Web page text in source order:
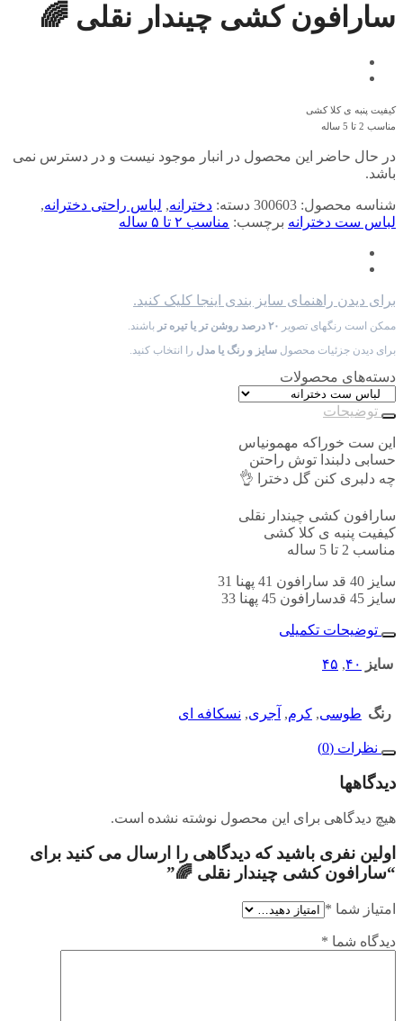
سارافون کشی چیندار نقلی 🌈
کیفیت پنبه ی کلا کشی
مناسب 2 تا 5 ساله
در حال حاضر این محصول در انبار موجود نیست و در دسترس نمی
باشد.
شناسه محصول: 300603 دسته: دخترانه, لباس راحتی دخترانه,
لباس ست دخترانه برچسب: مناسب ۲ تا ۵ ساله
برای دیدن راهنمای سایز بندی اینجا کلیک کنید.
ممکن است رنگهای تصویر ۲۰ درصد روشن تر یا تیره تر
باشند.
برای دیدن جزئیات محصول سایز و رنگ یا مدل را انتخاب کنید.
دسته‌های محصولات
توضیحات
این ست خوراکه مهمونیاس
حسابی دلبندا توش راحتن
چه دلبری کنن گل دخترا 👌
سارافون کشی چیندار نقلی
کیفیت پنبه ی کلا کشی
مناسب 2 تا 5 ساله
سایز 40 قد سارافون 41 پهنا 31
سایز 45 قدسارافون 45 پهنا 33
توضیحات تکمیلی
سایز ۴۰, ۴۵
رنگ طوسی, کرم, آجری, نسکافه ای
نظرات (0)
دیدگاهها
هیچ دیدگاهی برای این محصول نوشته نشده است.
اولین نفری باشید که دیدگاهی را ارسال می کنید برای
“سارافون کشی چیندار نقلی 🌈”
امتیاز شما *
دیدگاه شما *